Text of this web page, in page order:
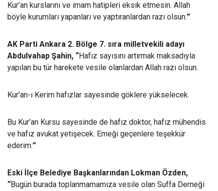
Kur’an kurslarını ve imam hatipleri eksik etmesin. Allah
böyle kurumları yapanları ve yaptıranlardan razı olsun.”
AK Parti Ankara 2. Bölge 7. sıra milletvekili adayı
Abdulvahap Şahin, “Hafız sayısını artırmak maksadıyla
yapılan bu tür harekete vesile olanlardan Allah razı olsun.
Kur’an-ı Kerim hafızlar sayesinde göklere yükselecek.
Bu Kur’an Kursu sayesinde de hafız doktor, hafız mühendis
ve hafız avukat yetişecek. Emeği geçenlere teşekkür
ederim.”
Eski İlçe Belediye Başkanlarından Lokman Özden,
“Bugün burada toplanmamamıza vesile olan Suffa Derneği